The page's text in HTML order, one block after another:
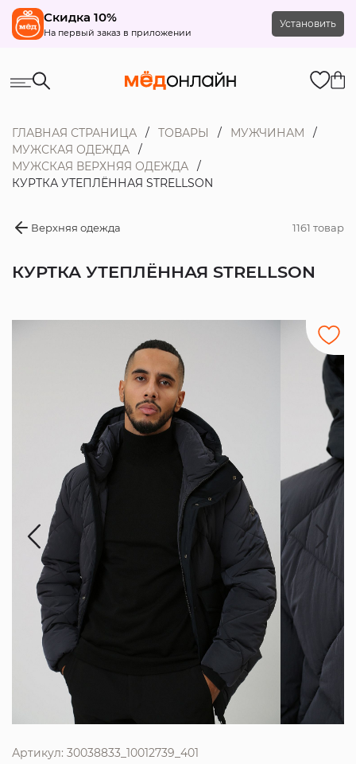
Скидка 10%
На первый заказ в приложении
Установить
ГЛАВНАЯ СТРАНИЦА ТОВАРЫ
МУЖЧИНАМ
МУЖСКАЯ ОДЕЖДА
МУЖСКАЯ ВЕРХНЯЯ ОДЕЖДА
КУРТКА УТЕПЛЁННАЯ STRELLSON
Верхняя одежда 1161 товар
КУРТКА УТЕПЛЁННАЯ STRELLSON
Артикул: 30038833_10012739_401